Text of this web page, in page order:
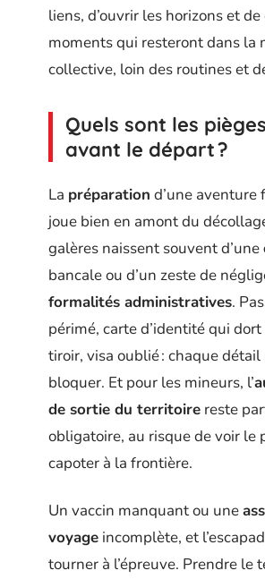
liens, d’ouvrir les horizons et
moments qui resteront dans la
collective, loin des routines et
Quels sont les
avant le départ ?
La préparation d’une aventure
joue bien en amont du
galères naissent souvent d’une
bancale ou d’un zeste de
formalités administratives.
périmé, carte d’identité qui
tiroir, visa oublié : chaque
bloquer. Et pour les mineurs, l’
de sortie du territoire reste
obligatoire, au risque de voir le
capoter à la frontière.
Un vaccin manquant ou une
voyage incomplète, et
tourner à l’épreuve. Prendre le